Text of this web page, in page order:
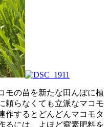
モの苗を新たな田んぼに植
頼らなくても立派なマコモ
作するとどんどんマコモタ
るには、よほど窒素肥料を